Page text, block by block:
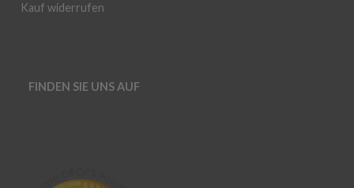
Kauf widerrufen
FINDEN SIE UNS AUF